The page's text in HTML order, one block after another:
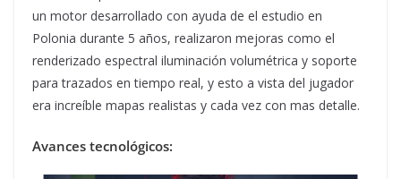
un motor desarrollado con ayuda de el estudio en
Polonia durante 5 años, realizaron mejoras como el
renderizado espectral iluminación volumétrica y soporte
para trazados en tiempo real, y esto a vista del jugador
era increíble mapas realistas y cada vez con mas detalle.
Avances tecnológicos: